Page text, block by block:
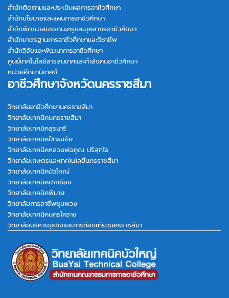
สำนักติดตามและประเมินผลการอาชีวศึกษา
สำนักนโยบายและแผนการอาชีวศึกษา
สำนักพัฒนาสมรรถนะครูและบุคลากรอาชีวศึกษา
สำนักมาตรฐานการอาชีวศึกษาและวิชาชีพ
สำนักวิจัยและพัฒนาการอาชีวศึกษา
ศูนย์เทคโนโลยีสารสนเทศและกำลังคนอาชีวศึกษา
หน่วยศึกษานิเทศก์
อาชีวศึกษาจังหวัดนครราชสีมา
วิทยาลัยอาชีวศึกษานครราชสีมา
วิทยาลัยเทคนิคนครราชสีมา
วิทยาลัยเทคนิคสุรนารี
วิทยาลัยเทคนิคปักธงชัย
วิทยาลัยเทคนิคหลวงพ่อคูณ ปริสุทฺโธ
วิทยาลัยเกษตรและเทคโนโลยีนครราชสีมา
วิทยาลัยเทคนิคบัวใหญ่
วิทยาลัยเทคนิคปากช่อง
วิทยาลัยเทคนิคพิมาย
วิทยาลัยการอาชีพชุมพวง
วิทยาลัยเทคนิคนครโคราช
วิทยาลัยบริหารธุรกิจและการท่องเที่ยวนครราชสีมา